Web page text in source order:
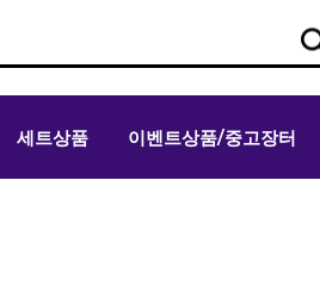
세트상품 이벤트상품/중고장터